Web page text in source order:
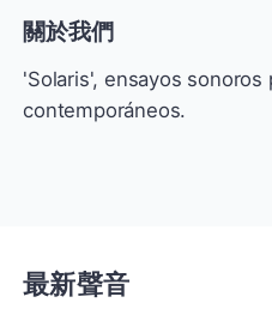
關於我們
'Solaris', ensayos sonoros
contemporáneos.
最新聲音